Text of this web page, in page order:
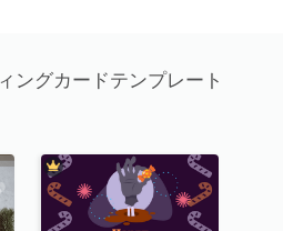
ングカードテンプレート